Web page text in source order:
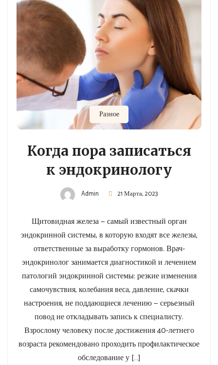
Разное
Когда пора записаться
к эндокринологу
Admin 21 Марта, 2023
Щитовидная железа — самый известный орган
эндокринной системы, в которую входят все железы,
ответственные за выработку гормонов. Врач-
эндокринолог занимается диагностикой и лечением
патологий эндокринной системы: резкие изменения
самочувствия, колебания веса, давление, скачки
настроения, не поддающиеся лечению — серьезный
повод не откладывать запись к специалисту.
Взрослому человеку после достижения 40-летнего
возраста рекомендовано проходить профилактическое
обследование у […]